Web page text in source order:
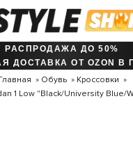
РАСПРОДАЖА ДО 50%
ДОСТАВКА ОТ OZON В
Обувь
Кроссовки
1 Low "Black/University Blue/